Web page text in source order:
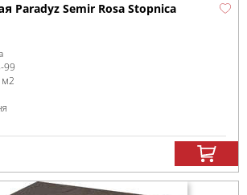
Paradyz Semir Rosa Stopnica
-99
м2